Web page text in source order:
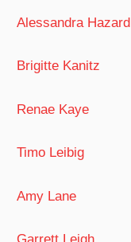
Alessandra Hazard
Brigitte Kanitz
Renae Kaye
Timo Leibig
Amy Lane